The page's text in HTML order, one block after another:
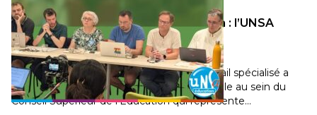
Transition écologique de l’éducation : l’UNSA
Éducation fait bouger les lignes
30 juin 2026-National
Pendant plusieurs mois, un groupe de travail spécialisé a
travaillé sur la transition écologique de l’Ecole au sein du
Conseil Supérieur de l’Éducation qui représente…